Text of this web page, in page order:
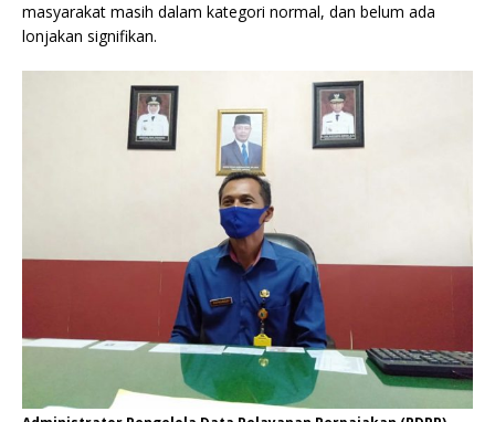
masyarakat masih dalam kategori normal, dan belum ada
lonjakan signifikan.